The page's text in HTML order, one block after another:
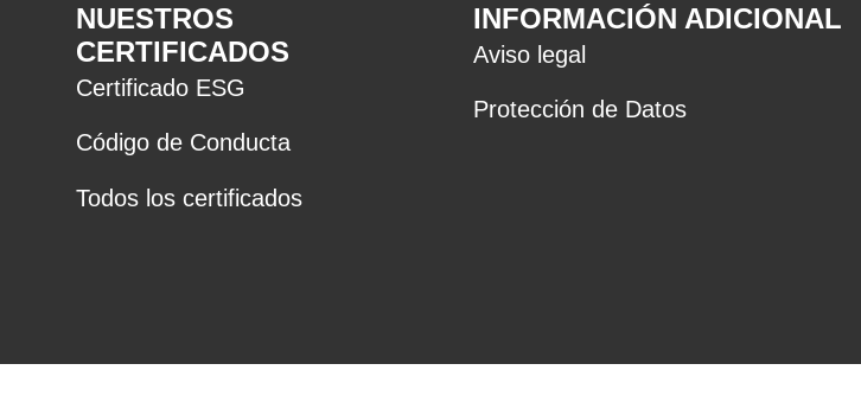
NUESTROS
CERTIFICADOS
Certificado ESG
Código de Conducta
Todos los certificados
INFORMACIÓN ADICIONAL
Aviso legal
Protección de Datos